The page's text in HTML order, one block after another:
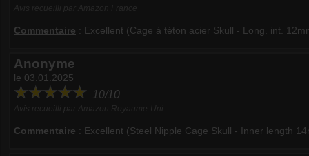
Commentaire : Excellent (Cage à téton acier Skull - Long. int.
Anonyme
le 03.01.2025
10/10
Commentaire : Excellent (Steel Nipple Cage Skull - Inner length